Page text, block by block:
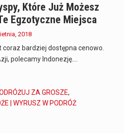
Które Już Możesz
Egzotyczne Miejsca
2018
bardziej dostępna cenowo.
polecamy Indonezję.…
ZA GROSZE,
| WYRUSZ W PODRÓŻ